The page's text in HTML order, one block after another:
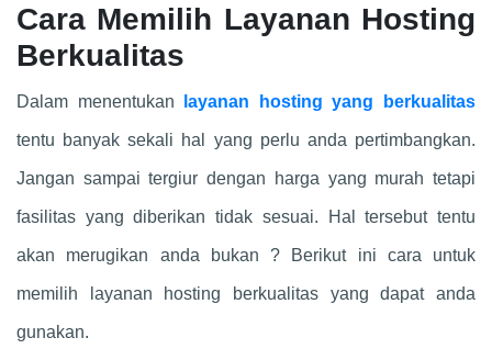
Cara Memilih Layanan Hosting
Berkualitas
Dalam menentukan layanan hosting yang berkualitas
tentu banyak sekali hal yang perlu anda pertimbangkan.
Jangan sampai tergiur dengan harga yang murah tetapi
fasilitas yang diberikan tidak sesuai. Hal tersebut tentu
akan merugikan anda bukan ? Berikut ini cara untuk
memilih layanan hosting berkualitas yang dapat anda
gunakan.